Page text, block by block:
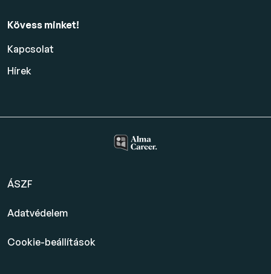
Kövess minket!
Kapcsolat
Hírek
ÁSZF
Adatvédelem
Cookie-beállítások